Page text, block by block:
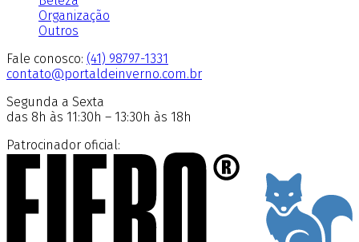
Organização
Outros
Fale conosco: (41) 98797-1331
contato@portaldeinverno.com.br
Segunda a Sexta
das 8h às 11:30h – 13:30h às 18h
Patrocinador oficial: